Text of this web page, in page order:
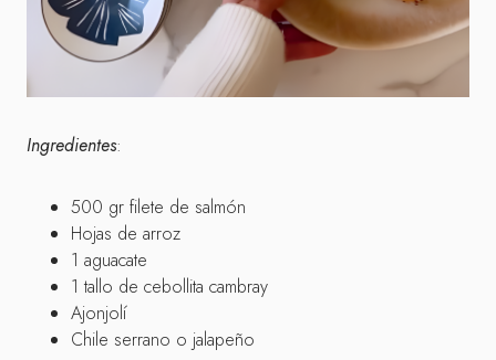
Ingredientes:
500 gr filete de salmón
Hojas de arroz
1 aguacate
1 tallo de cebollita cambray
Ajonjolí
Chile serrano o jalapeño